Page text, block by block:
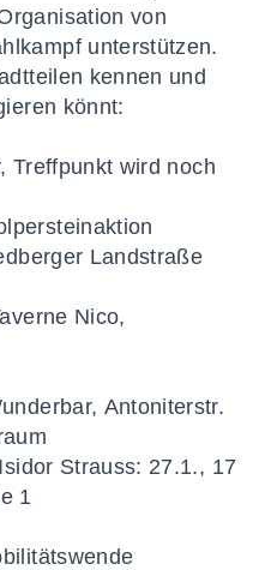
von
unterstützen.
kennen und
könnt:
Treffpunkt wird noch
Landstraße
Nico,
Antoniterstr.
Strauss: 27.1., 17
1